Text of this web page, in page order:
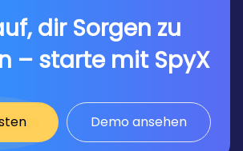
dir Sorgen zu
– starte mit SpyX
Demo ansehen